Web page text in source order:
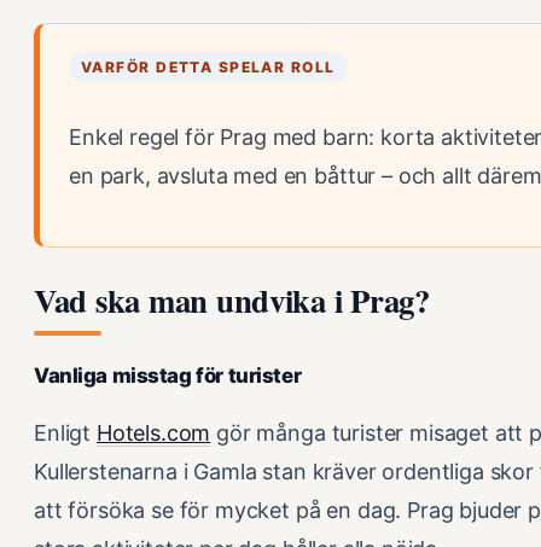
VARFÖR DETTA SPELAR ROLL
Enkel regel för Prag med barn: korta
en park, avsluta med en båttur – och allt
Vad ska man undvika i Prag?
Vanliga misstag för turister
Enligt Hotels.com gör många turister misaget att
Kullerstenarna i Gamla stan kräver ordentliga
att försöka se för mycket på en dag. Prag bjuder